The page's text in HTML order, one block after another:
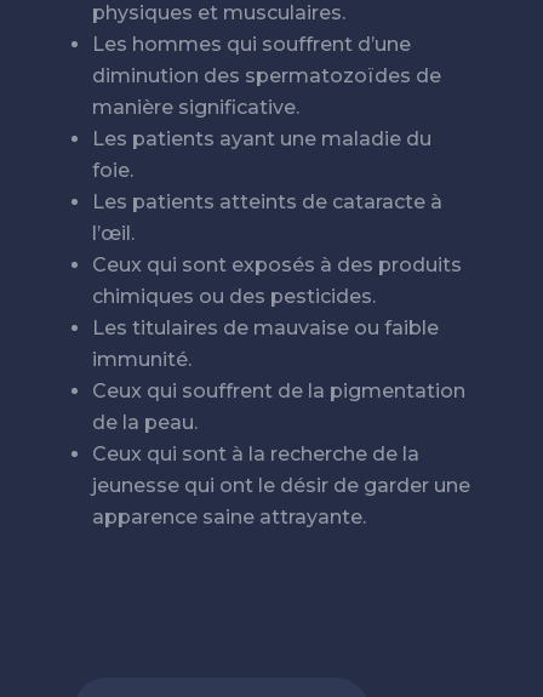
physiques et musculaires.
Les hommes qui souffrent d’une
diminution des spermatozoïdes de
manière significative.
Les patients ayant une maladie du
foie.
Les patients atteints de cataracte à
l’œil.
Ceux qui sont exposés à des produits
chimiques ou des pesticides.
Les titulaires de mauvaise ou faible
immunité.
Ceux qui souffrent de la pigmentation
de la peau.
Ceux qui sont à la recherche de la
jeunesse qui ont le désir de garder une
apparence saine attrayante.